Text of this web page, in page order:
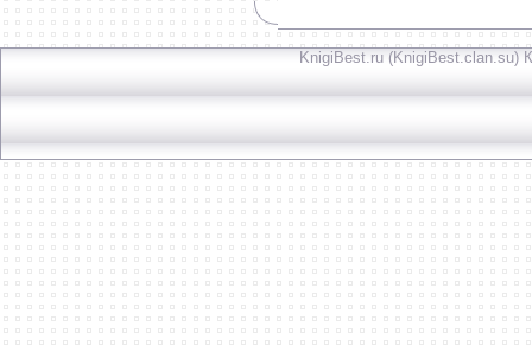
KnigiBest.ru (KnigiBest.clan.su)